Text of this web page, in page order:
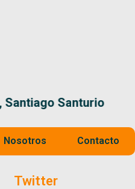
Santiago Santurio
Nosotros Contacto
Twitter